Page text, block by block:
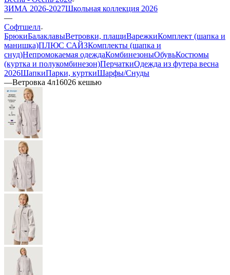
ЗИМА 2026-2027Школьная коллекция 2026
—
Софтшелл
БрюкиБалаклавыВетровки, плащиВарежкиКомплект (шапка и
манишка)ПЛЮС САЙЗКомплекты (шапка и
снуд)Непромокаемая одеждаКомбинезоныОбувьКостюмы
(куртка и полукомбинезон)ПерчаткиОдежда из футера весна
2026ШапкиПарки, курткиШарфы/Снуды
—Ветровка 4л16026 кешью